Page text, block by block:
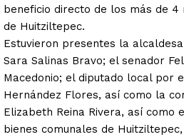
beneficio directo de los más de 4
de Huitziltepec.
Estuvieron presentes la
Sara Salinas Bravo; el senador
Macedonio; el diputado local por
Hernández Flores, así como la
Elizabeth Reina Rivera, así como
bienes comunales de